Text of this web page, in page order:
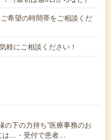
希望の時間帯をご相談くだ
にご相談ください！
の下の力持ち”医療事務のお
は…・受付で患者…